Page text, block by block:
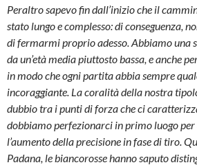
Peraltro sapevo fin dall’inizio che il
stato lungo e complesso: di conseguenza,
di fermarmi proprio adesso. Abbiamo una
da un’età media piuttosto bassa, e anche
in modo che ogni partita abbia sempre
incoraggiante. La coralità della nostra
dubbio tra i punti di forza che ci
dobbiamo perfezionarci in primo luogo per
l’aumento della precisione in fase di tiro.
Padana, le biancorosse hanno saputo